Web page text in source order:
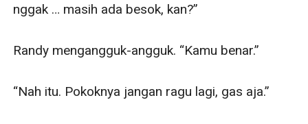
nggak … masih ada besok, kan?”
Randy mengangguk-angguk. “Kamu benar.”
“Nah itu. Pokoknya jangan ragu lagi, gas aja.”